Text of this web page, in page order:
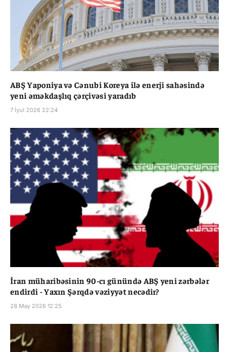
ABŞ Yaponiya və Cənubi Koreya ilə enerji sahəsində
yeni əməkdaşlıq çərçivəsi yaradıb
7 İyul 2026 22:24
İran müharibəsinin 90-cı günündə ABŞ yeni zərbələr
endirdi - Yaxın Şərqdə vəziyyət necədir?
28 May 2026 12:25